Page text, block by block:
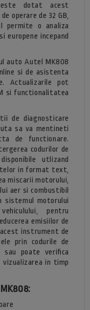
este dotat acest
operare de 32 GB,
permite o analiza
europene incepand
auto Autel MK808
si de asistenta
Actualizarile pot
si functionalitatea
de diagnosticare
sa va mentineti
de functionare.
codurilor de
utlizand
in format text,
miscarii motorului,
aer si combustibil
sistemul motorului
pentru
emisiilor de
instrument de
prin codurile de
poate verifica
in timp